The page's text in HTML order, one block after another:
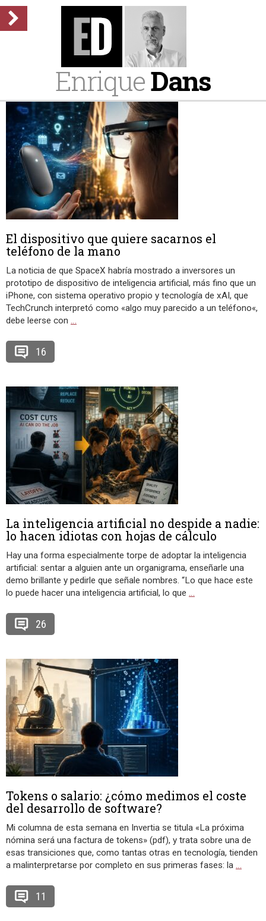
EnriqueDans
El dispositivo que quiere sacarnos el
teléfono de la mano
La noticia de que SpaceX habría mostrado a inversores un
prototipo de dispositivo de inteligencia artificial, más fino que un
iPhone, con sistema operativo propio y tecnología de xAI, que
TechCrunch interpretó como «algo muy parecido a un teléfono«,
debe leerse con …
16
La inteligencia artificial no despide a nadie:
lo hacen idiotas con hojas de cálculo
Hay una forma especialmente torpe de adoptar la inteligencia
artificial: sentar a alguien ante un organigrama, enseñarle una
demo brillante y pedirle que señale nombres. “Lo que hace este
lo puede hacer una inteligencia artificial, lo que …
26
Tokens o salario: ¿cómo medimos el coste
del desarrollo de software?
Mi columna de esta semana en Invertia se titula «La próxima
nómina será una factura de tokens» (pdf), y trata sobre una de
esas transiciones que, como tantas otras en tecnología, tienden
a malinterpretarse por completo en sus primeras fases: la …
11